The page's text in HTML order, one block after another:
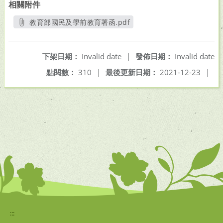
相關附件
教育部國民及學前教育署函.pdf
發佈日期： Invalid date
下架日期： Invalid date
|
最後更新日期： 2021-12-23 |
點閱數： 310 |
:::